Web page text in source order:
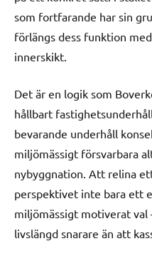
som fortfarande har sin
förlängs dess funktion
innerskikt.
Det är en logik som
hållbart
bevarande underhåll
miljömässigt försvarbara
nybyggnation. Att relina
perspektivet inte bara ett
miljömässigt motiverat
livslängd snarare än att